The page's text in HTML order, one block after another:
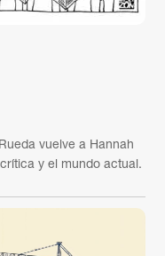
vuelve a Hannah
y el mundo actual.